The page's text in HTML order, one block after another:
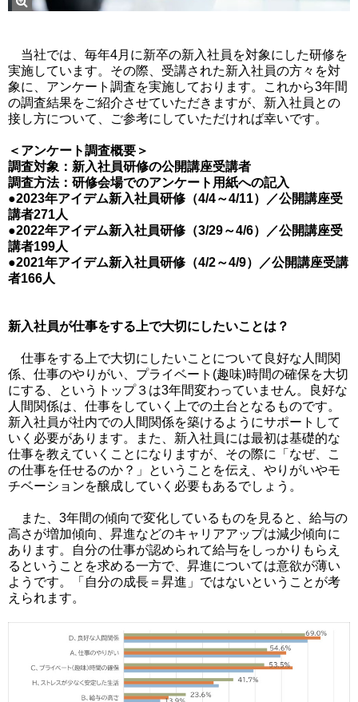
当社では、毎年4月に新卒の新入社員を対象にした研修を
実施しています。その際、受講された新入社員の方々を対
象に、アンケート調査を実施しております。これから3年間
の調査結果をご紹介させていただきますが、新入社員との
接し方について、ご参考にしていただければ幸いです。
＜アンケート調査概要＞
調査対象：新入社員研修の公開講座受講者
調査方法：研修会場でのアンケート用紙への記入
●2023年アイデム新入社員研修（4/4～4/11）／公開講座受
講者271人
●2022年アイデム新入社員研修（3/29～4/6）／公開講座受
講者199人
●2021年アイデム新入社員研修（4/2～4/9）／公開講座受講
者166人
新入社員が仕事をする上で大切にしたいことは？
仕事をする上で大切にしたいことについて良好な人間関
係、仕事のやりがい、プライベート(趣味)時間の確保を大切
にする、というトップ３は3年間変わっていません。良好な
人間関係は、仕事をしていく上での土台となるものです。
新入社員が社内での人間関係を築けるようにサポートして
いく必要があります。また、新入社員には最初は基礎的な
仕事を教えていくことになりますが、その際に「なぜ、こ
の仕事を任せるのか？」ということを伝え、やりがいやモ
チベーションを醸成していく必要もあるでしょう。
また、3年間の傾向で変化しているものを見ると、給与の
高さが増加傾向、昇進などのキャリアアップは減少傾向に
あります。自分の仕事が認められて給与をしっかりもらえ
るということを求める一方で、昇進については意欲が薄い
ようです。「自分の成長＝昇進」ではないということが考
えられます。